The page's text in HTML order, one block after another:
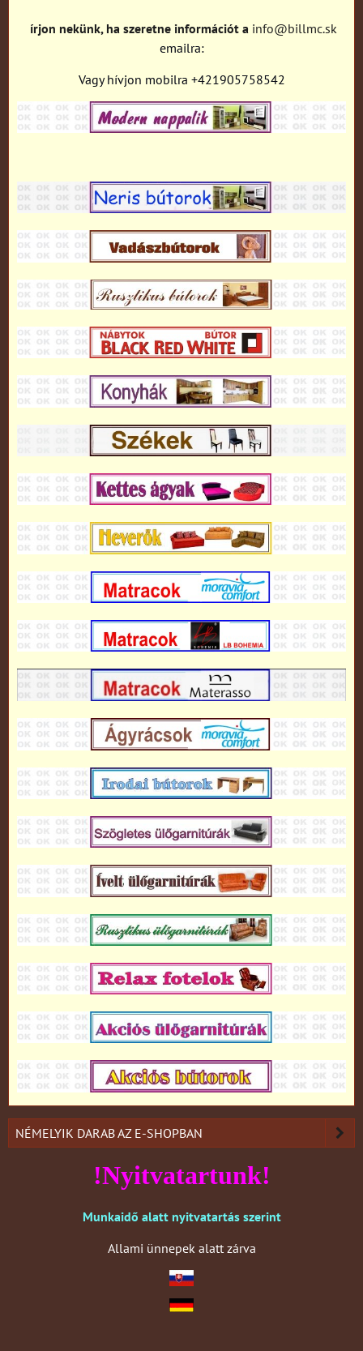
írjon nekünk, ha szeretne információt a info@billmc.sk
emailra:
Vagy hívjon mobilra +421905758542
NÉMELYIK DARAB AZ E-SHOPBAN
!Nyitvatartunk!
Munkaidő alatt nyitvatartás szerint
Allami ünnepek alatt zárva